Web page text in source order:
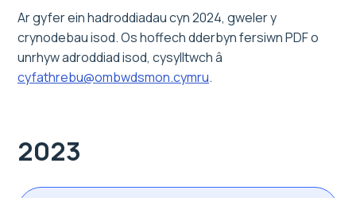
Ar gyfer ein hadroddiadau cyn 2024, gweler y
crynodebau isod. Os hoffech dderbyn fersiwn PDF o
unrhyw adroddiad isod, cysylltwch â
cyfathrebu@ombwdsmon.cymru.
2023